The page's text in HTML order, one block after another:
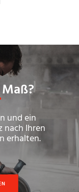
und ein
Ihren
erhalten.